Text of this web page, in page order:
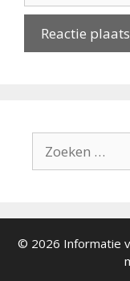
naar:
© 2026 Informatie